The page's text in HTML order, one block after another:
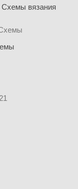
Схемы вязания